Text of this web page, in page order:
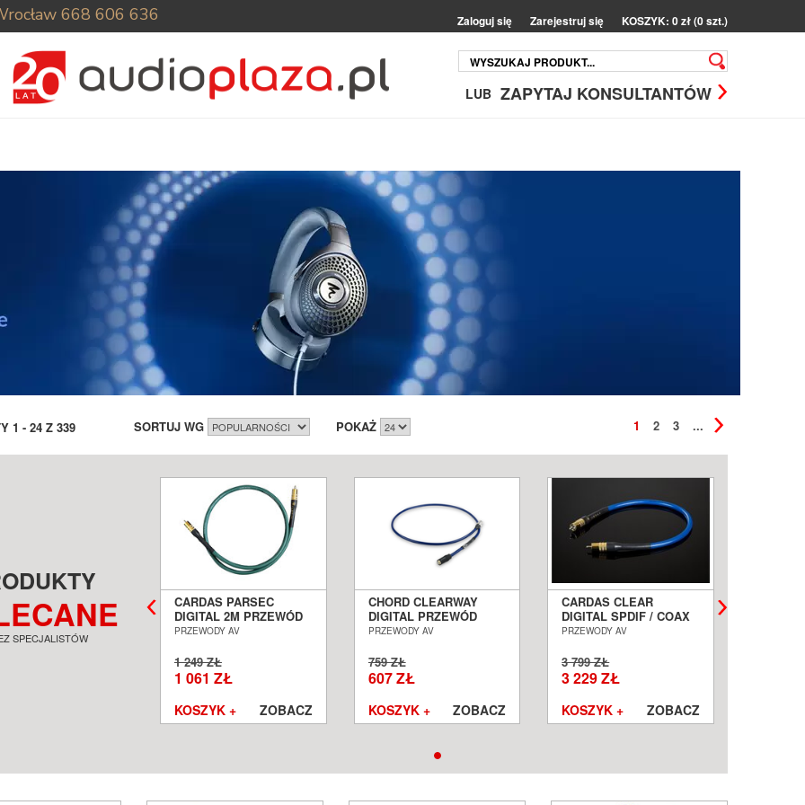
668 606 636 Zaloguj się Zarejestruj się KOSZYK: 0 zł (0 szt.)
LUB ZAPYTAJ KONSULTANTÓW
1 - 24 Z 339 SORTUJ WG POKAŻ 1 2 3 ...
SPECJALISTÓW
CLEAR
SPDIF / COAX
PRZEWÓD
SALON
CARDAS PARSEC
DIGITAL 2M PRZEWÓD
KOAKSJALNY SALON
PRZEWODY AV
1 249 ZŁ
1 061 ZŁ
KOSZYK + ZOBACZ
CHORD CLEARWAY
DIGITAL PRZEWÓD
KOAKSJALNY BNC -
POZNAŃ WROCŁAW
PRZEWODY AV
759 ZŁ
607 ZŁ
KOSZYK + ZOBACZ
CARDAS CLEAR
DIGITAL SPDIF / COAX
0,5M PRZEWÓD
POZNAŃ WROCŁAW
PRZEWODY AV
3 799 ZŁ
3 229 ZŁ
KOSZYK + ZOBACZ